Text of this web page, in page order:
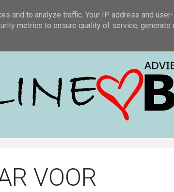
MERKEN ACTIES OVER ONS ADVIES EN
VOOR
and to analyze traffic. Your IP address and
metrics to ensure quality of service, generate